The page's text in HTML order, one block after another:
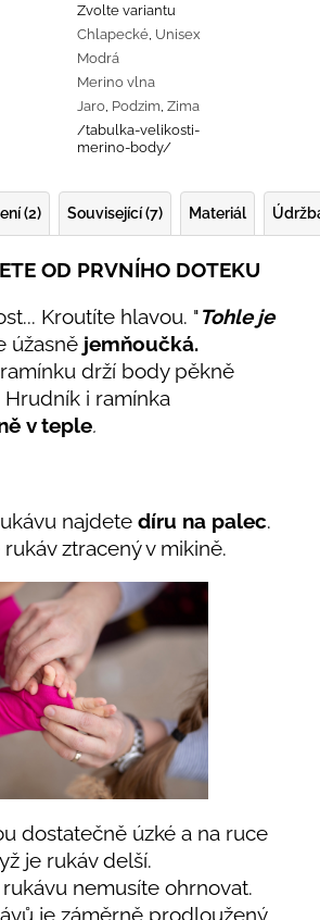
Zvolte variantu
Chlapecké Unisex
Modrá
Merino vlna
Jaro Podzim Zima
/tabulka-velikosti-
merino-body/
(2) Související (7) Materiál
OD PRVNÍHO DOTEKU
Kroutíte hlavou. "Tohle je
úžasně jemňoučká.
drží body pěkně
Hrudník i ramínka
v teple.
najdete díru na palec.
ztracený v mikině.
dostatečně úzké a na ruce
je rukáv delší.
nemusíte ohrnovat.
je záměrně prodloužený.